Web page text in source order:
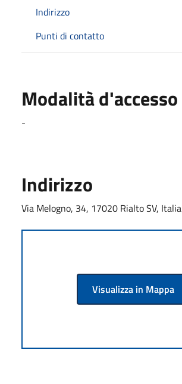
Indirizzo
Punti di contatto
Modalità d'accesso
-
Indirizzo
Via Melogno, 34, 17020 Rialto SV, Italia
Visualizza in Mappa